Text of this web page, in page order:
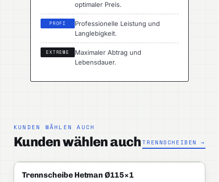
optimaler Preis.
PROFI
Professionelle Leistung und
Langlebigkeit.
EXTREME
Maximaler Abtrag und
Lebensdauer.
KUNDEN WÄHLEN AUCH
Kunden wählen auch TRENNSCHEIBEN →
STANDARD
Trennscheibe Hetman Ø115×1